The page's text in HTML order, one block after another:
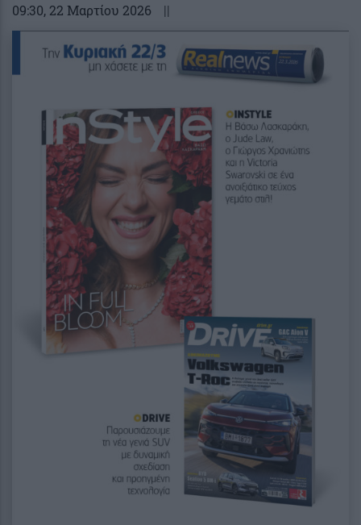
09:30, 22 Μαρτίου 2026 ||